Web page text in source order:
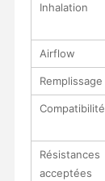
Inhalation
Airflow
Remplissage
Compatibilité
Résistances
acceptées